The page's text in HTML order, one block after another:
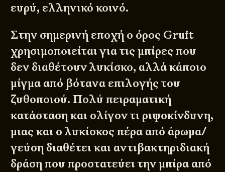
ευρύ, ελληνικό κοινό.
Στην σημερινή εποχή ο όρος Gruit
χρησιμοποιείται για τις μπίρες που
δεν διαθέτουν λυκίσκο, αλλά κάποιο
μίγμα από βότανα επιλογής του
ζυθοποιού. Πολύ πειραματική
κατάσταση και ολίγον τι ριψοκίνδυνη,
μιας και ο λυκίσκος πέρα από άρωμα/
γεύση διαθέτει και αντιβακτηριδιακή
δράση που προστατεύει την μπίρα από